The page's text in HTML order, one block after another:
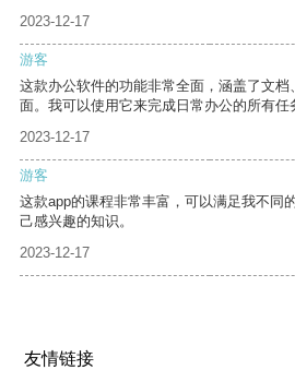
2023-12-17
游客
这款办公软件的功能非常全面，涵盖了文
面。我可以使用它来完成日常办公的所有任
2023-12-17
游客
这款app的课程非常丰富，可以满足我不同
己感兴趣的知识。
2023-12-17
友情链接